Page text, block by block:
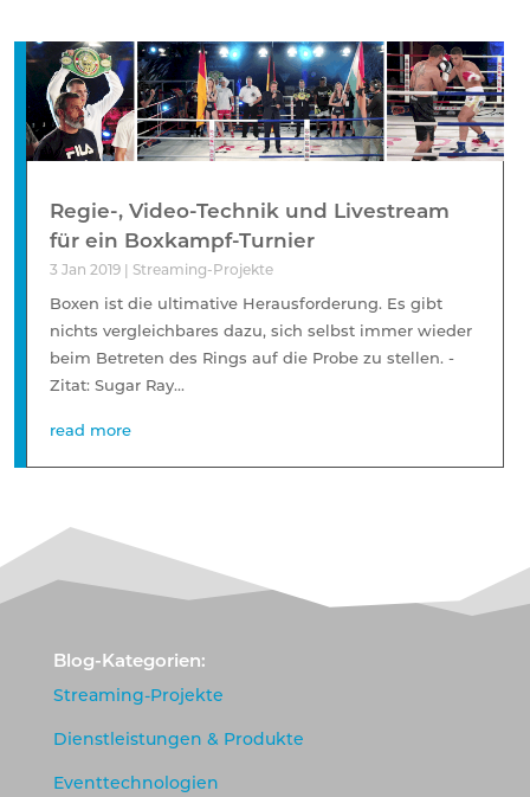
Regie-, Video-Technik und Livestream
für ein Boxkampf-Turnier
3 Jan 2019 | Streaming-Projekte
Boxen ist die ultimative Herausforderung. Es gibt
nichts vergleichbares dazu, sich selbst immer wieder
beim Betreten des Rings auf die Probe zu stellen. -
Zitat: Sugar Ray...
read more
Blog-Kategorien:
Streaming-Projekte
Dienstleistungen & Produkte
Eventtechnologien